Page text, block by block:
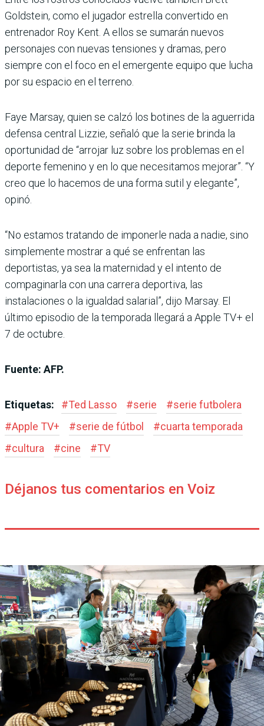
Goldstein, como el jugador estrella convertido en
entrenador Roy Kent. A ellos se sumarán nuevos
personajes con nuevas tensiones y dramas, pero
siempre con el foco en el emergente equipo que lucha
por su espacio en el terreno.
Faye Marsay, quien se calzó los botines de la aguerrida
defensa central Lizzie, señaló que la serie brinda la
oportunidad de “arrojar luz sobre los problemas en el
deporte femenino y en lo que necesitamos mejorar”. “Y
creo que lo hacemos de una forma sutil y elegante”,
opinó.
“No estamos tratando de imponerle nada a nadie, sino
simplemente mostrar a qué se enfrentan las
deportistas, ya sea la maternidad y el intento de
compaginarla con una carrera deportiva, las
instalaciones o la igualdad salarial”, dijo Marsay. El
último episodio de la temporada llegará a Apple TV+ el
7 de octubre.
Fuente: AFP.
Etiquetas: #Ted Lasso #serie #serie futbolera
#Apple TV+ #serie de fútbol #cuarta temporada
#cultura #cine #TV
Déjanos tus comentarios en Voiz